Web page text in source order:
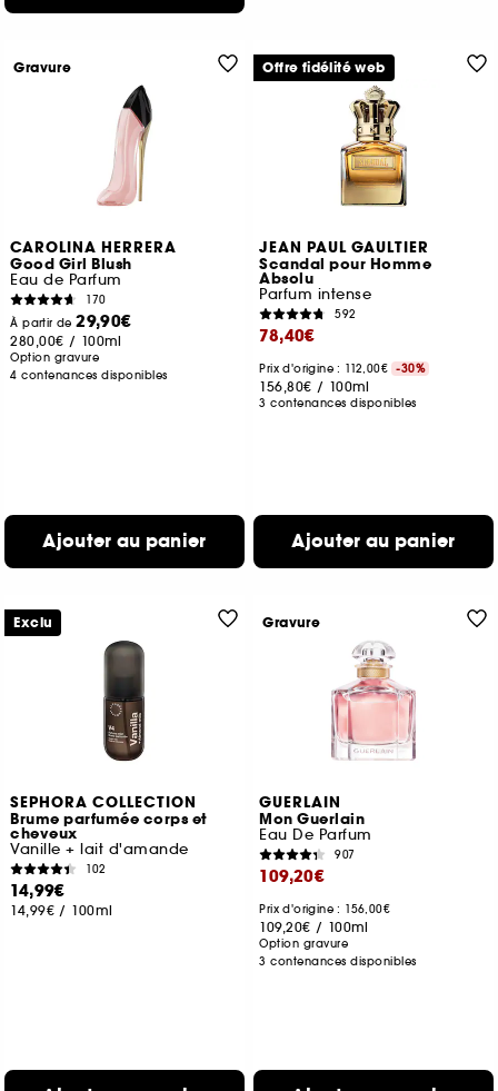
CAROLINA HERRERA
Good Girl Blush
Eau de Parfum
170
À partir de29,90€
280,00€ / 100ml
Option gravure
4 contenances disponibles
Ajouter au panier
Gravure
JEAN PAUL GAULTIER
Scandal pour Homme
Absolu
Parfum intense
592
78,40€
Prix d'origine : 112,00€ -30%
156,80€ / 100ml
3 contenances disponibles
Ajouter au panier
Offre fidélité web
SEPHORA COLLECTION
Brume parfumée corps et
cheveux
Vanille + lait d'amande
102
14,99€
14,99€ / 100ml
Exclu
GUERLAIN
Mon Guerlain
Eau De Parfum
907
109,20€
Prix d'origine : 156,00€
109,20€ / 100ml
Option gravure
3 contenances disponibles
Gravure